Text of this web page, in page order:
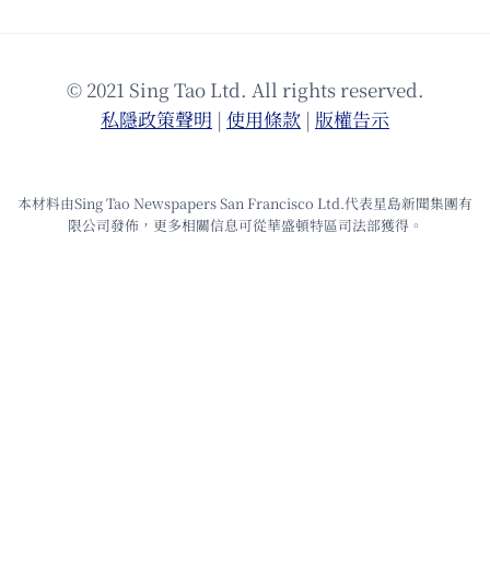
© 2021 Sing Tao Ltd. All rights reserved.
私隱政策聲明 | 使⽤條款 | 版權告⽰
本材料由Sing Tao Newspapers San Francisco Ltd.代表星島新聞集團有
限公司發佈，更多相關信息可從華盛頓特區司法部獲得。